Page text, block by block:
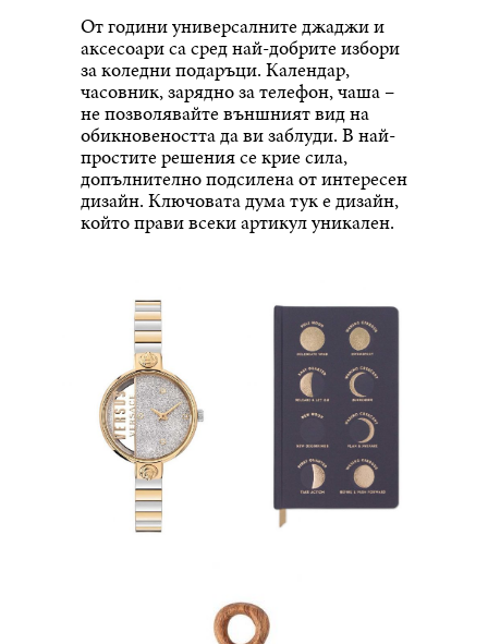
От години универсалните джаджи и
аксесоари са сред най-добрите избори
за коледни подаръци. Календар,
часовник, зарядно за телефон, чаша –
не позволявайте външният вид на
обикновеността да ви заблуди. В най-
простите решения се крие сила,
допълнително подсилена от интересен
дизайн. Ключовата дума тук е дизайн,
който прави всеки артикул уникален.